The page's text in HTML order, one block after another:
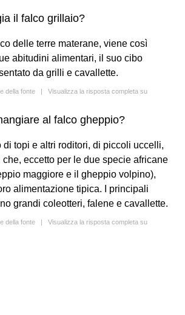
il falco grillaio?
delle terre materane, viene così
abitudini alimentari, il suo cibo
da grilli e cavallette.
della fonte | Visualizza la risposta completa su
al falco gheppio?
di topi e altri roditori, di piccoli uccelli,
eccetto per le due specie africane
maggiore e il gheppio volpino),
alimentazione tipica. I principali
grandi coleotteri, falene e cavallette.
della fonte | Visualizza la risposta completa su